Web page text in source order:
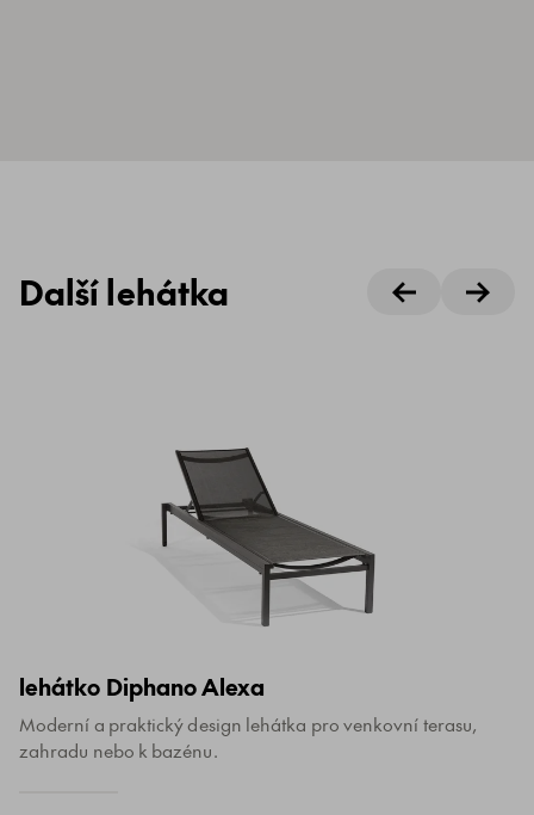
Další lehátka
lehátko Diphano Alexa
Moderní a praktický design lehátka pro venkovní terasu,
zahradu nebo k bazénu.